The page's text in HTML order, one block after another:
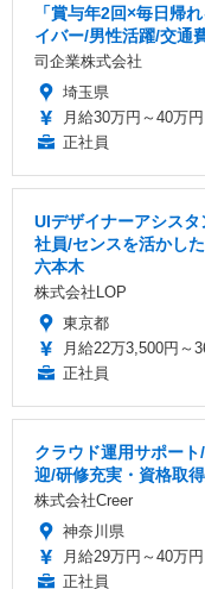
「賞与年2回×毎日帰
イバー/男性活躍/交通
司企業株式会社
埼玉県
月給30万円～40万円
正社員
UIデザイナーアシス
社員/センスを活かし
六本木
株式会社LOP
東京都
月給22万3,500円～
正社員
クラウド運用サポー
迎/研修充実・資格取
株式会社Creer
神奈川県
月給29万円～40万円
正社員